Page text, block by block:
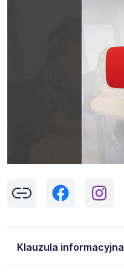
Klauzula informacyjna